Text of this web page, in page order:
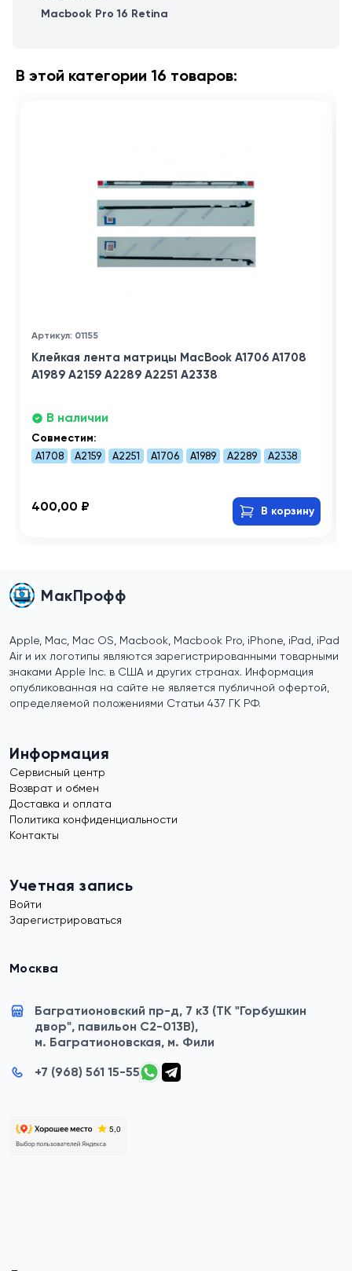
Macbook Pro 16 Retina
В этой категории 16 товаров:
Артикул: 01155
Клейкая лента матрицы MacBook A1706 A1708
A1989 A2159 A2289 A2251 A2338
В наличии
Совместим:
A1708 A2159 A2251 A1706 A1989 A2289 A2338
400,00 ₽ В корзину
МакПрофф
Apple, Mac, Mac OS, Macbook, Macbook Pro, iPhone, iPad, iPad
Air и их логотипы являются зарегистрированными товарными
знаками Apple Inc. в США и других странах. Информация
опубликованная на сайте не является публичной офертой,
определяемой положениями Статьи 437 ГК РФ.
Информация
Сервисный центр
Возврат и обмен
Доставка и оплата
Политика конфиденциальности
Контакты
Учетная запись
Войти
Зарегистрироваться
Москва
Багратионовский пр-д, 7 к3 (ТК "Горбушкин
двор", павильон C2-013B),
м. Багратионовская, м. Фили
+7 (968) 561 15-55